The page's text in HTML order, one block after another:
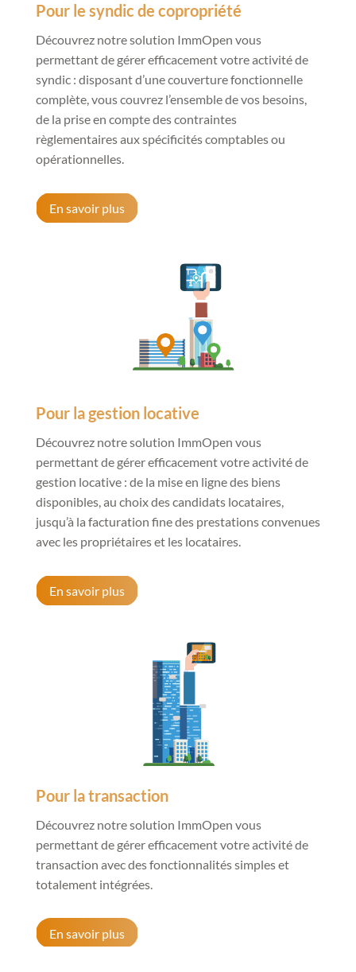
Pour le syndic de copropriété
Découvrez notre solution ImmOpen vous
permettant de gérer efficacement votre activité de
syndic : disposant d’une couverture fonctionnelle
complète, vous couvrez l’ensemble de vos besoins,
de la prise en compte des contraintes
règlementaires aux spécificités comptables ou
opérationnelles.
En savoir plus
Pour la gestion locative
Découvrez notre solution ImmOpen vous
permettant de gérer efficacement votre activité de
gestion locative : de la mise en ligne des biens
disponibles, au choix des candidats locataires,
jusqu’à la facturation fine des prestations convenues
avec les propriétaires et les locataires.
En savoir plus
Pour la transaction
Découvrez notre solution ImmOpen vous
permettant de gérer efficacement votre activité de
transaction avec des fonctionnalités simples et
totalement intégrées.
En savoir plus